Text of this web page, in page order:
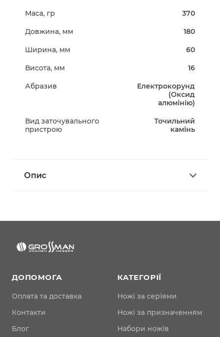
Маса, гр 370
Довжина, мм 180
Ширина, мм 60
Висота, мм 16
Абразив
Електрокорунд
(Оксид
алюмінію)
Вид заточувального
пристрою
Точильний
камінь
Опис
ДОПОМОГА
Оплата та доставка
Контакти
Блог
КАТЕГОРІЇ
Ножі за серіями
Ножі за призначенням
Набори ножів